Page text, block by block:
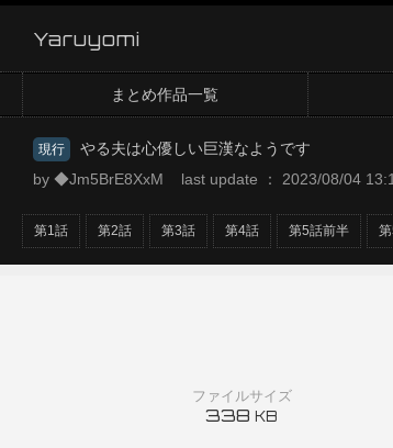
Yaruyomi
まとめ作品一覧
現行
やる夫は心優しい巨漢なようです
by ◆Jm5BrE8XxM last update ： 2023/08/04
第1話 第2話 第3話 第4話 第5話前半
ファイルサイズ
338 KB